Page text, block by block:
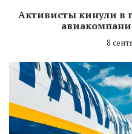
Активисты кинули в
8